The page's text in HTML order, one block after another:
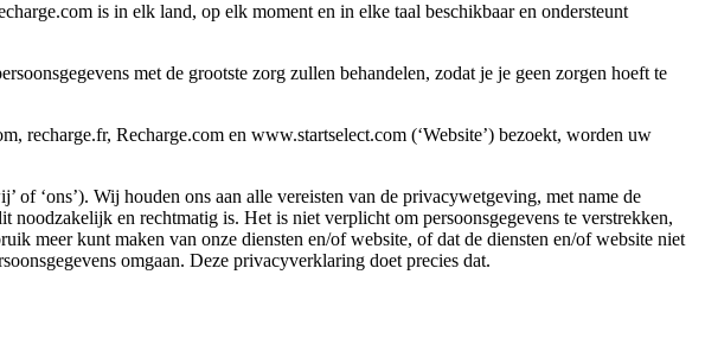
is in elk land, op elk moment en in elke taal beschikbaar en ondersteunt
met de grootste zorg zullen behandelen, zodat je je geen zorgen hoeft te
recharge.fr, Recharge.com en www.startselect.com (‘Website’) bezoekt, worden uw
of ‘ons’). Wij houden ons aan alle vereisten van de privacywetgeving, met name de
en rechtmatig is. Het is niet verplicht om persoonsgegevens te verstrekken,
meer kunt maken van onze diensten en/of website, of dat de diensten en/of website niet
omgaan. Deze privacyverklaring doet precies dat.